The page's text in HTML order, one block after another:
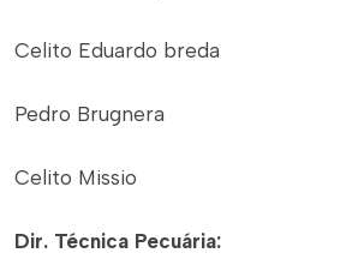
Celito Eduardo breda
Pedro Brugnera
Celito Missio
Dir. Técnica Pecuária: